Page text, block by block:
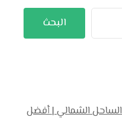
البحث
الشمالي | أفضل